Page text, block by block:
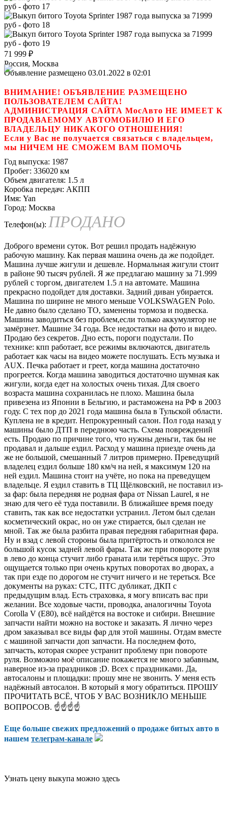
71 999 ₽
Россия, Москва
Объявление размещено 03.01.2022 в 02:01
ВНИМАНИЕ! ОБЪЯВЛЕНИЕ РАЗМЕЩЕНО
ПОЛЬЗОВАТЕЛЕМ САЙТА!
АДМИНИСТРАЦИЯ САЙТА МосАвто НЕ ИМЕЕТ К
ПРОДАВАЕМОМУ АВТОМОБИЛЮ И ЕГО
ВЛАДЕЛЬЦУ НИКАКОГО ОТНОШЕНИЯ!
Если у Вас не получается связаться с владельцем,
мы НИЧЕМ НЕ СМОЖЕМ ВАМ ПОМОЧЬ
Год выпуска: 1987
Пробег: 336020 км
Объем двигателя: 1.5 л
Коробка передач: АКПП
Имя: Yan
Город: Москва
Телефон(ы): ПРОДАНО
Доброго времени суток. Вот решил продать надёжную
рабочую машину. Как первая машина очень да же подойдет.
Машина лучше жигули и дешевле. Нормальная жигули стоит
в районе 90 тысяч рублей. Я же предлагаю машину за 71.999
рублей с торгом, двигателем 1.5 л на автомате. Машина
прекрасно подойдет для доставки. Задний диван убирается.
Машина по ширине не много меньше VOLKSWAGEN Polo.
Не давно было сделано ТО, заменены тормоза и подвеска.
Машина заводиться без проблем,если только аккумулятор не
замёрзнет. Машине 34 года. Все недостатки на фото и видео.
Продаю без секретов. Дно есть, пороги подустали. По
технике: кпп работает, все режимы включаются, двигатель
работает как часы на видео можете послушать. Есть музыка и
AUX. Печка работает и греет, когда машина достаточно
прогреется. Когда машина заводиться достаточно шумная как
жигули, когда едет на холостых очень тихая. Для своего
возраста машина сохранилась не плохо. Машина была
привезена из Японии в Бельгию, и растаможена на РФ в 2003
году. С тех пор до 2021 года машина была в Тульской области.
Куплена не в кредит. Непрокуренный салон. Пол года назад у
машины было ДТП в переднюю часть. Схема повреждений
есть. Продаю по причине того, что нужны деньги, так бы не
продавал и дальше ездил. Расход у машина приезде очень да
же не большой, смешанный 7 литров примерно. Преведущий
владелец ездил больше 180 км/ч на ней, я максимум 120 на
ней ездил. Машина стоит на учёте, но пока на преведущем
владельце. Я ездил ставить в ТЦ Щёлковский, не поставил из-
за фар: была передняя не родная фара от Nissan Laurel, я не
знаю для чего её туда поставили. В ближайшее время поеду
ставить, так как все недостатки устранил. Летом был сделан
косметический окрас, но он уже стирается, был сделан не
мной. Так же была разбита правая передняя габаритная фара.
Ну и взад с левой стороны была притёртость и откололся не
большой кусок задней левой фары. Так же при повороте руля
в лево до конца стучит либо граната или терёться шрус. Это
ощущается только при очень крутых поворотах во дворах, а
так при езде по дорогом не стучит ничего и не тереться. Все
документы на руках: СТС, ПТС дубликат, ДКП с
предыдущим влад. Есть страховка, я могу вписать вас при
желании. Все ходовые части, проводка, аналогичны Toyota
Corolla V (E80), всё найдётся на востоке и сибири. Внешние
запчасти найти можно на востоке и заказать. Я лично через
дром заказывал все виды фар для этой машины. Отдам вместе
с машиной запчасти доп запчасти. На последнем фото,
запчасть, которая скорее устранит проблему при повороте
руля. Возможно моё описание покажется не много забавным,
наверное из-за праздников ;D. Всех с праздниками. Да,
автосалоны и площадки: прошу мне не звонить. У меня есть
надёжный автосалон. В который я могу обратиться. ПРОШУ
ПРОЧИТАТЬ ВСЁ, ЧТОБ У ВАС ВОЗНИКЛО МЕНЬШЕ
ВОПРОСОВ. ☝☝☝☝
Еще больше свежих предложений о продаже битых авто в
нашем телеграм-канале
Узнать цену выкупа можно здесь